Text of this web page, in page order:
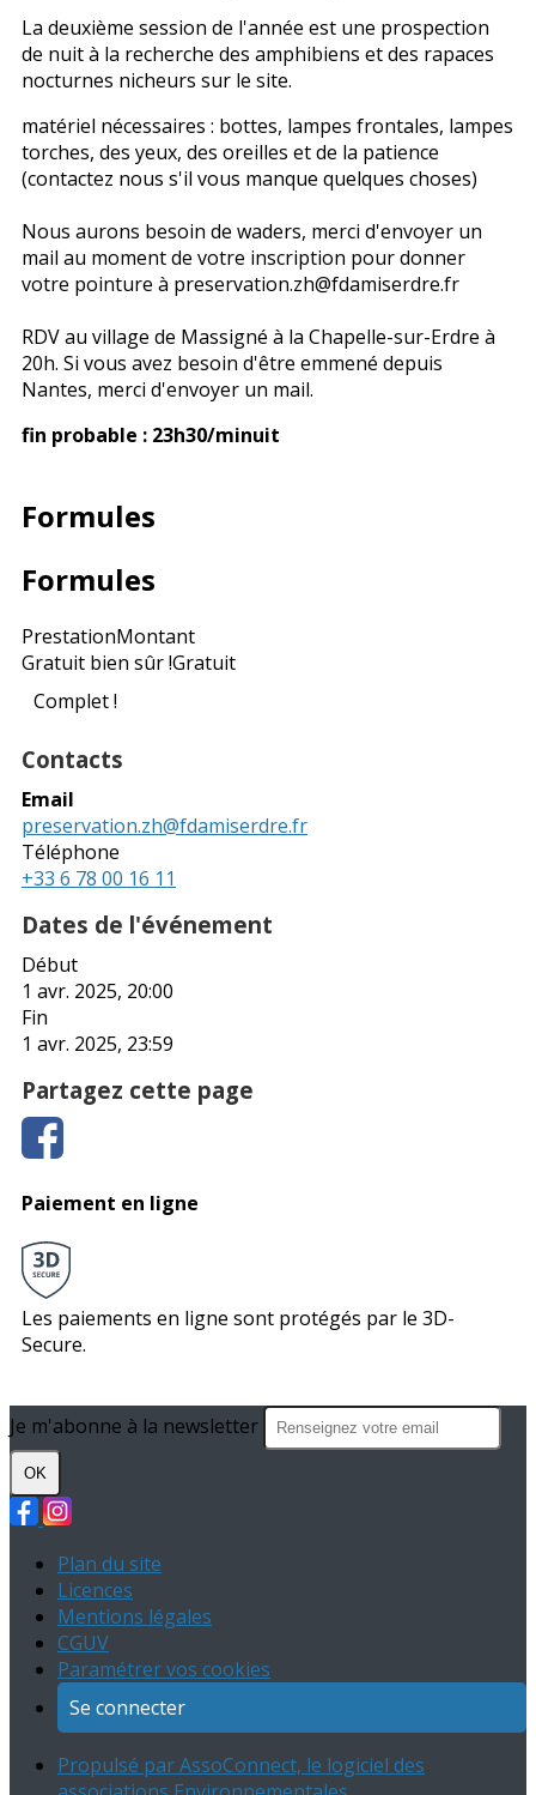
La deuxième session de l'année est une prospection
de nuit à la recherche des amphibiens et des rapaces
nocturnes nicheurs sur le site.
matériel nécessaires : bottes, lampes frontales, lampes
torches, des yeux, des oreilles et de la patience
(contactez nous s'il vous manque quelques choses)
Nous aurons besoin de waders, merci d'envoyer un
mail au moment de votre inscription pour donner
votre pointure à preservation.zh@fdamiserdre.fr
RDV au village de Massigné à la Chapelle-sur-Erdre à
20h. Si vous avez besoin d'être emmené depuis
Nantes, merci d'envoyer un mail.
fin probable : 23h30/minuit
Formules
Formules
PrestationMontant
Gratuit bien sûr !Gratuit
Complet !
Contacts
Email
preservation.zh@fdamiserdre.fr
Téléphone
+33 6 78 00 16 11
Dates de l'événement
Début
1 avr. 2025, 20:00
Fin
1 avr. 2025, 23:59
Partagez cette page
Paiement en ligne
Les paiements en ligne sont protégés par le 3D-
Secure.
Je m'abonne à la newsletter
OK
Plan du site
Licences
Mentions légales
CGUV
Paramétrer vos cookies
Se connecter
Propulsé par AssoConnect, le logiciel des